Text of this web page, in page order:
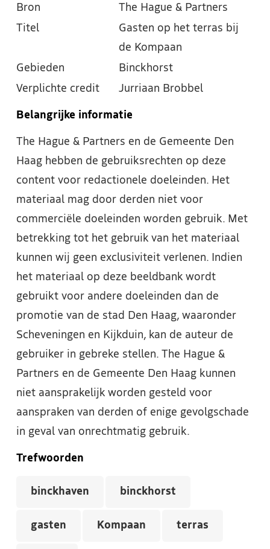
Bron
The Hague & Partners
Titel
Gasten op het terras bij
de Kompaan
Gebieden
Binckhorst
Verplichte credit
Jurriaan Brobbel
Belangrijke informatie
The Hague & Partners en de Gemeente Den
Haag hebben de gebruiksrechten op deze
content voor redactionele doeleinden. Het
materiaal mag door derden niet voor
commerciële doeleinden worden gebruik. Met
betrekking tot het gebruik van het materiaal
kunnen wij geen exclusiviteit verlenen. Indien
het materiaal op deze beeldbank wordt
gebruikt voor andere doeleinden dan de
promotie van de stad Den Haag, waaronder
Scheveningen en Kijkduin, kan de auteur de
gebruiker in gebreke stellen. The Hague &
Partners en de Gemeente Den Haag kunnen
niet aansprakelijk worden gesteld voor
aanspraken van derden of enige gevolgschade
in geval van onrechtmatig gebruik.
Trefwoorden
binckhaven binckhorst
gasten Kompaan terras